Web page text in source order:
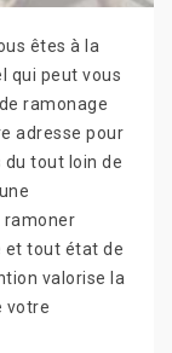
êtes à la
qui peut vous
ramonage
adresse pour
du tout loin de
ramoner
tout état de
valorise la
votre